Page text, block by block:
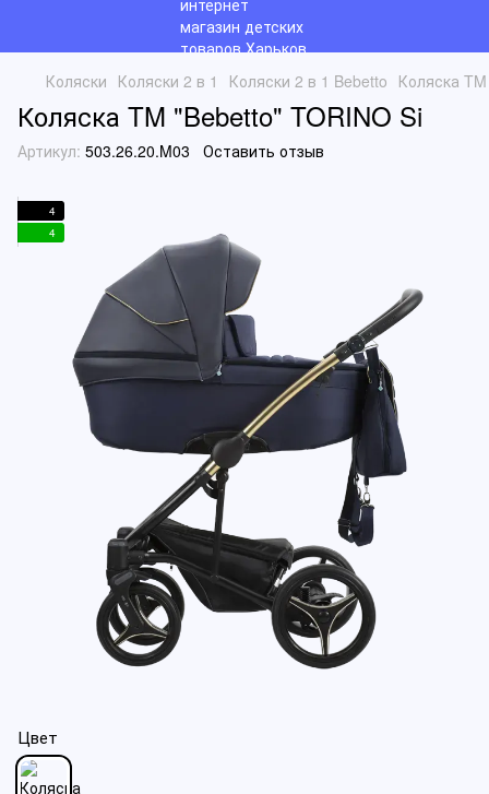
Коляски Коляски 2 в 1 Коляски 2 в 1 Bebetto Коляска
Коляска TM "Bebetto" TORINO Si
Артикул: 503.26.20.M03 Оставить отзыв
4
4
Цвет